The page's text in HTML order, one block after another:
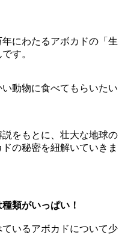
にわたるアボカドの「生
す。
動物に食べてもらいたい
をもとに、壮大な地球の
の秘密を紐解いていきま
類がいっぱい！
いるアボカドについて少